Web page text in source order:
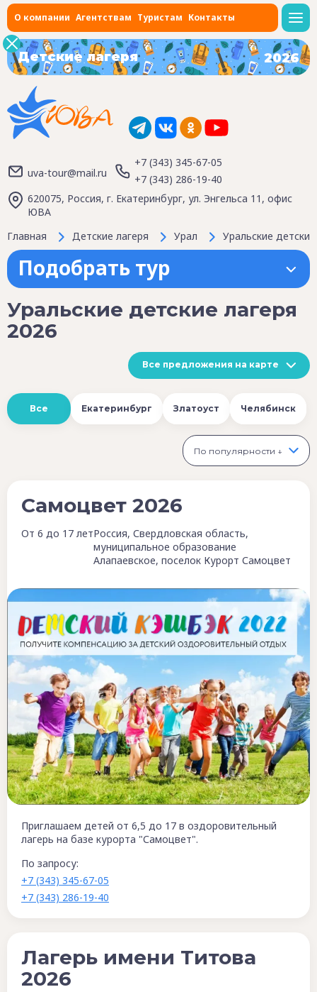
О компании Агентствам Туристам Контакты
Детские лагеря 2026
uva-tour@mail.ru
+7 (343) 345-67-05
+7 (343) 286-19-40
620075, Россия, г. Екатеринбург, ул. Энгельса 11, офис
ЮВА
Главная
Детские лагеря Урал Уральские
Подобрать тур
Уральские детские лагеря
2026
Все предложения на карте
Все Екатеринбург Златоуст Челябинск
По популярности ↓
Самоцвет 2026
От 6 до 17 летРоссия, Свердловская область,
муниципальное образование
Алапаевское, поселок Курорт Самоцвет
Приглашаем детей от 6,5 до 17 в оздоровительный
лагерь на базе курорта "Самоцвет".
По запросу:
+7 (343) 345-67-05
+7 (343) 286-19-40
Лагерь имени Титова
2026